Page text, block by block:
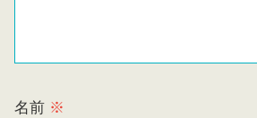
名前 ※